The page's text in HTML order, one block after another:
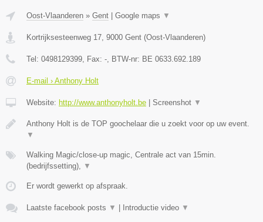
Oost-Vlaanderen » Gent Google maps ▼
Kortrijksesteenweg 17, 9000 Gent (Oost-Vlaanderen)
Tel: 0498129399, Fax: -, BTW-nr: BE 0633.692.189
E-mail › Anthony Holt
Website: http://www.anthonyholt.be Screenshot ▼
Anthony Holt is de TOP goochelaar die u zoekt voor op uw event.
▼
Walking Magic/close-up magic, Centrale act van 15min.
(bedrijfssetting), ▼
Er wordt gewerkt op afspraak.
Laatste facebook posts ▼ Introductie video ▼